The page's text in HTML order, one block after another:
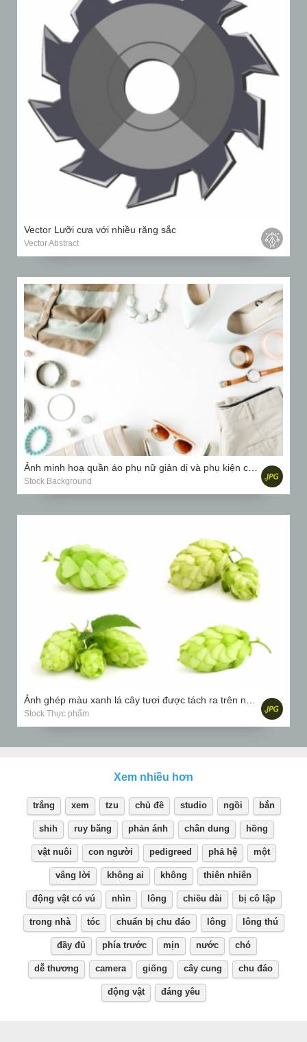
Vector Lưỡi cưa với nhiều răng sắc
Vector Abstract
Stock Background
Stock Thực phẩm
Xem nhiều hơn
trắng xem tzu chủ đề studio ngồi bắn
shih ruy băng phản ánh chân dung hồng
vật nuôi con người pedigreed phả hệ một
vâng lời không ai không thiên nhiên
động vật có vú nhìn lông chiều dài bị cô lập
trong nhà tóc chuẩn bị chu đáo lông lông thú
đầy đủ phía trước mịn nước chó
dễ thương camera giống cây cung chu đáo
động vật đáng yêu